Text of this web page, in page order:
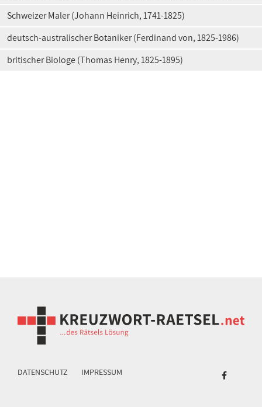
Schweizer Maler (Johann Heinrich, 1741-1825)
deutsch-australischer Botaniker (Ferdinand von, 1825-1986)
britischer Biologe (Thomas Henry, 1825-1895)
DATENSCHUTZ IMPRESSUM